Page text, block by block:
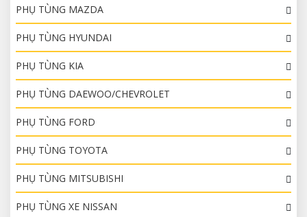
PHỤ TÙNG MAZDA
PHỤ TÙNG HYUNDAI
PHỤ TÙNG KIA
PHỤ TÙNG DAEWOO/CHEVROLET
PHỤ TÙNG FORD
PHỤ TÙNG TOYOTA
PHỤ TÙNG MITSUBISHI
PHỤ TÙNG XE NISSAN